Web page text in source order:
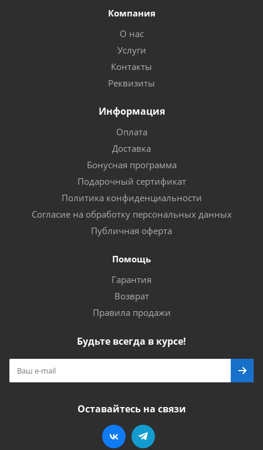
Компания
О нас
Услуги
Контакты
Реквизиты
Информация
Оплата
Доставка
Бонусная программа
Подарочный сертификат
Политика конфиденциальности
Согласие на обработку персональных данных
Публичная оферта
Помощь
Гарантия
Возврат
Правила продажи
Будьте всегда в курсе!
Оставайтесь на связи